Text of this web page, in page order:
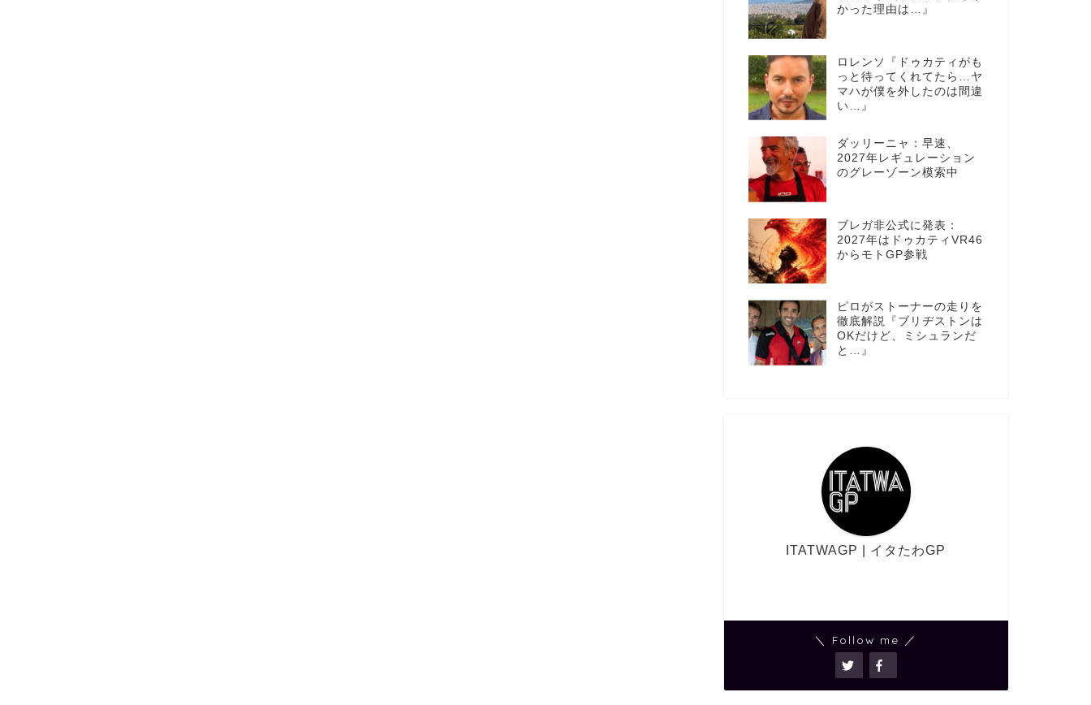
かった理由は…』
ロレンソ『ドゥカティがも
っと待ってくれてたら…ヤ
マハが僕を外したのは間違
い…』
ダッリーニャ：早速、
2027年レギュレーション
のグレーゾーン模索中
ブレガ非公式に発表：
2027年はドゥカティVR46
からモトGP参戦
ピロがストーナーの走りを
徹底解説『ブリヂストンは
OKだけど、ミシュランだ
と…』
ITATWAGP | イタたわGP
＼ Follow me ／